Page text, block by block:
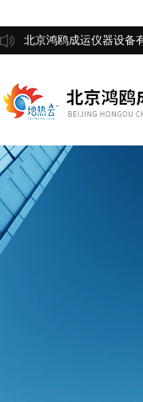
北京鸿鸥成运仪器设备